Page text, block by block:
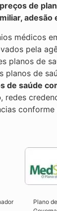
de
adesão
médicos
pela
planos de
planos de
de saúde
, redes
conforme
Plano